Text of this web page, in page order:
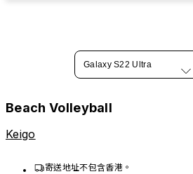
Galaxy S22 Ultra
Beach Volleyball
Keigo
寄送地址不包含香港。